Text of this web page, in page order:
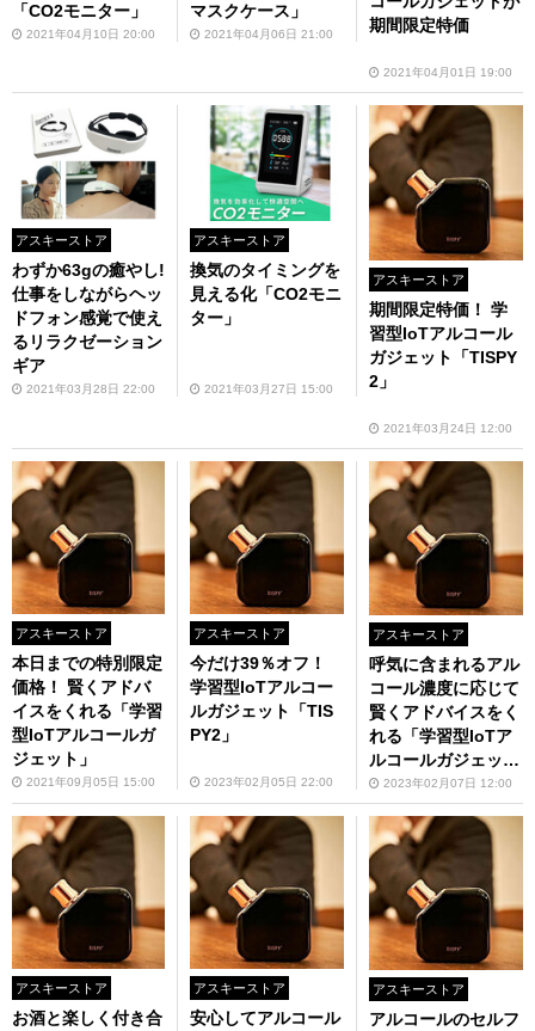
「CO2モニター」
2021年04月10日 20:00
マスクケース」
2021年04月06日 21:00
期間限定特価
2021年04月01日 19:00
アスキーストア
わずか63gの癒やし!
仕事をしながらヘッ
ドフォン感覚で使え
るリラクゼーション
ギア
2021年03月28日 22:00
アスキーストア
換気のタイミングを
見える化「CO2モニ
ター」
2021年03月27日 15:00
アスキーストア
期間限定特価！ 学
習型IoTアルコール
ガジェット「TISPY
2」
2021年03月24日 12:00
アスキーストア
本日までの特別限定
価格！ 賢くアドバ
イスをくれる「学習
型IoTアルコールガ
ジェット」
2021年09月05日 15:00
アスキーストア
今だけ39％オフ！
学習型IoTアルコー
ルガジェット「TIS
PY2」
2023年02月05日 22:00
アスキーストア
呼気に含まれるアル
コール濃度に応じて
賢くアドバイスをく
れる「学習型IoTア
ルコールガジェッ
ト」2023年02月07日 12:00
アスキーストア
お酒と楽しく付き合
アスキーストア
安心してアルコール
アスキーストア
アルコールのセルフ